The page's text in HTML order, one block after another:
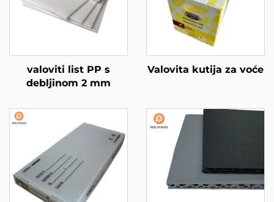
valoviti list PP s
debljinom 2 mm
Valovita kutija za voće